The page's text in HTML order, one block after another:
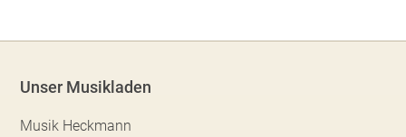
Unser Musikladen
Musik Heckmann